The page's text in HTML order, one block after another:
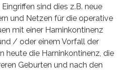
sind dies z.B. neue
und Netzen für die operative
mit einer Harninkontinenz
/ oder einem Vorfall der
heute die Harninkontinenz, die
Geburten und nach den